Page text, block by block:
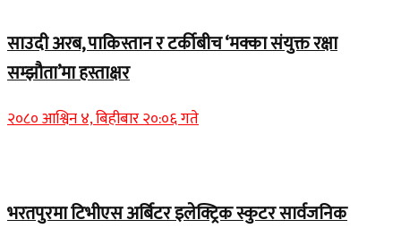
साउदी अरब, पाकिस्तान र टर्कीबीच ‘मक्का संयुक्त रक्षा
सम्झौता’मा हस्ताक्षर
२०८० आश्विन ४, बिहीबार २०:०६ गते
भरतपुरमा टिभीएस अर्बिटर इलेक्ट्रिक स्कुटर सार्वजनिक